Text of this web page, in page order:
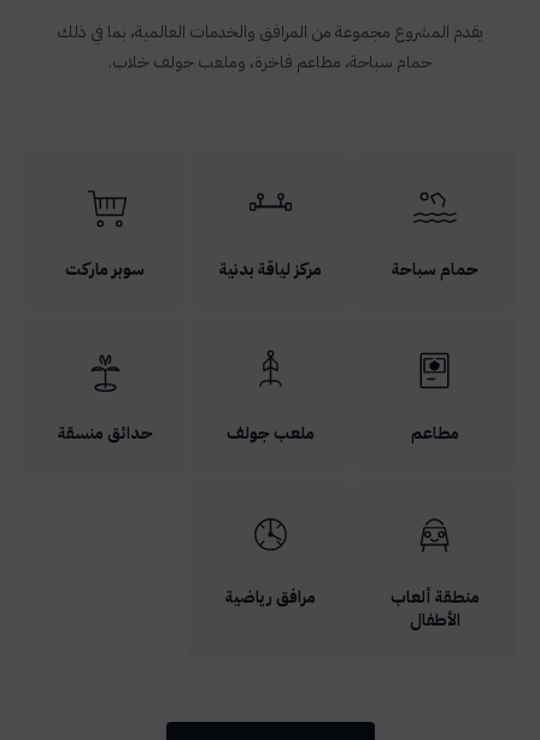
يقدم المشروع مجموعة من المرافق والخدمات العالمية، بما في ذلك
حمام سباحة، مطاعم فاخرة، وملعب جولف خلاب.
حمام سباحة مركز لياقة بدنية سوبر ماركت
مطاعم ملعب جولف حدائق منسقة
منطقة ألعاب
الأطفال
مرافق رياضية